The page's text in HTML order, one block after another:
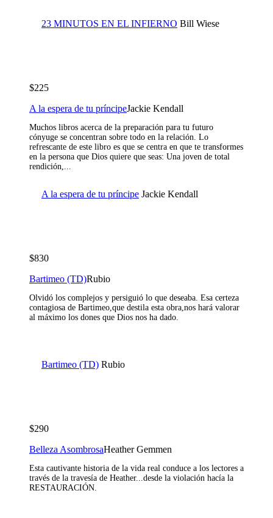
23 MINUTOS EN EL INFIERNO Bill Wiese
$225
A la espera de tu príncipeJackie Kendall
Muchos libros acerca de la preparación para tu futuro
cónyuge se concentran sobre todo en la relación. Lo
refrescante de este libro es que se centra en que te transformes
en la persona que Dios quiere que seas: Una joven de total
rendición,...
A la espera de tu príncipe Jackie Kendall
$830
Bartimeo (TD)Rubio
Olvidó los complejos y persiguió lo que deseaba. Esa certeza
contagiosa de Bartimeo,que destila esta obra,nos hará valorar
al máximo los dones que Dios nos ha dado.
Bartimeo (TD) Rubio
$290
Belleza AsombrosaHeather Gemmen
Esta cautivante historia de la vida real conduce a los lectores a
través de la travesía de Heather...desde la violación hacía la
RESTAURACIÓN.